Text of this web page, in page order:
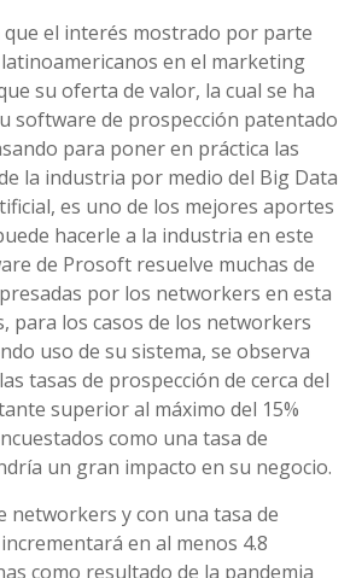
que el interés mostrado por parte
en el marketing
su oferta de valor, la cual se ha
software de prospección patentado
para poner en práctica las
la industria por medio del Big Data
es uno de los mejores aportes
hacerle a la industria en este
de Prosoft resuelve muchas de
por los networkers en esta
para los casos de los networkers
uso de su sistema, se observa
tasas de prospección de cerca del
superior al máximo del 15%
como una tasa de
un gran impacto en su negocio.
networkers y con una tasa de
en al menos 4.8
como resultado de la pandemia